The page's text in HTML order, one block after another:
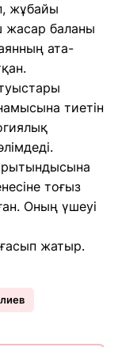
жұбайы
жасар баланы
ата-
тиетін
тоғыз
Оның үшеуі
жатыр.